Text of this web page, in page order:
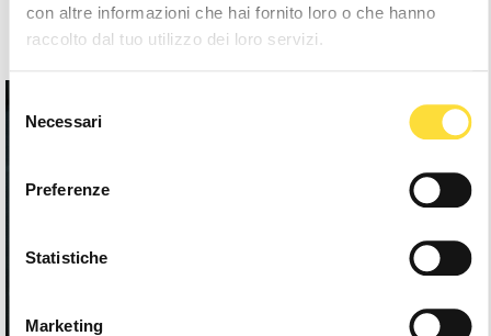
con altre informazioni che hai fornito loro o che hanno
raccolto dal tuo utilizzo dei loro servizi.
delNecessari
Preferenze
Statistiche
Marketing